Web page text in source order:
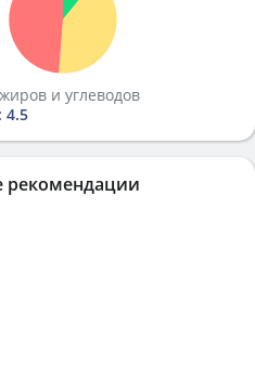
и углеводов
4.5
рекомендации